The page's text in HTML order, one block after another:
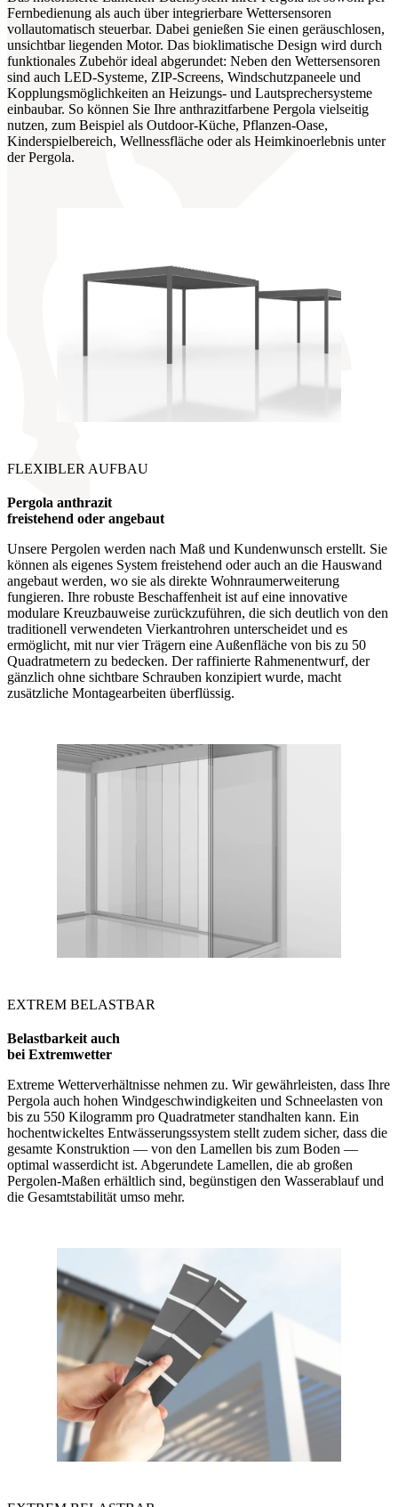
Fernbedienung als auch über integrierbare Wettersensoren
vollautomatisch steuerbar. Dabei genießen Sie einen geräuschlosen,
unsichtbar liegenden Motor. Das bioklimatische Design wird durch
funktionales Zubehör ideal abgerundet: Neben den Wettersensoren
sind auch LED-Systeme, ZIP-Screens, Windschutzpaneele und
Kopplungsmöglichkeiten an Heizungs- und Lautsprechersysteme
einbaubar. So können Sie Ihre anthrazitfarbene Pergola vielseitig
nutzen, zum Beispiel als Outdoor-Küche, Pflanzen-Oase,
Kinderspielbereich, Wellnessfläche oder als Heimkinoerlebnis unter
der Pergola.
FLEXIBLER AUFBAU
Pergola anthrazit
freistehend oder angebaut
Unsere Pergolen werden nach Maß und Kundenwunsch erstellt. Sie
können als eigenes System freistehend oder auch an die Hauswand
angebaut werden, wo sie als direkte Wohnraumerweiterung
fungieren. Ihre robuste Beschaffenheit ist auf eine innovative
modulare Kreuzbauweise zurückzuführen, die sich deutlich von den
traditionell verwendeten Vierkantrohren unterscheidet und es
ermöglicht, mit nur vier Trägern eine Außenfläche von bis zu 50
Quadratmetern zu bedecken. Der raffinierte Rahmenentwurf, der
gänzlich ohne sichtbare Schrauben konzipiert wurde, macht
zusätzliche Montagearbeiten überflüssig.
EXTREM BELASTBAR
Belastbarkeit auch
bei Extremwetter
Extreme Wetterverhältnisse nehmen zu. Wir gewährleisten, dass Ihre
Pergola auch hohen Windgeschwindigkeiten und Schneelasten von
bis zu 550 Kilogramm pro Quadratmeter standhalten kann. Ein
hochentwickeltes Entwässerungssystem stellt zudem sicher, dass die
gesamte Konstruktion — von den Lamellen bis zum Boden —
optimal wasserdicht ist. Abgerundete Lamellen, die ab großen
Pergolen-Maßen erhältlich sind, begünstigen den Wasserablauf und
die Gesamtstabilität umso mehr.